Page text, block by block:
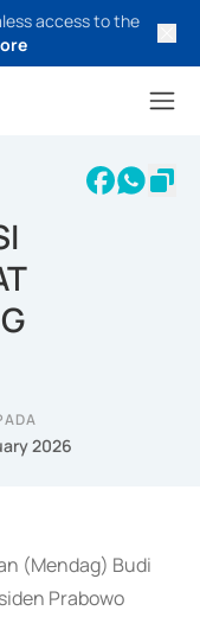
access to the
2026
(Mendag) Budi
Prabowo